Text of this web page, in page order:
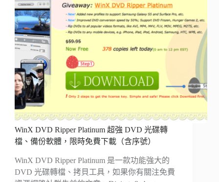
WinX DVD Ripper Platinum 超強 DVD 光碟轉
檔、備份軟體，限時免費下載（含序號）
WinX DVD Ripper Platinum 是一款功能強大的
DVD 光碟轉檔、拷貝工具，如果你有關注免費